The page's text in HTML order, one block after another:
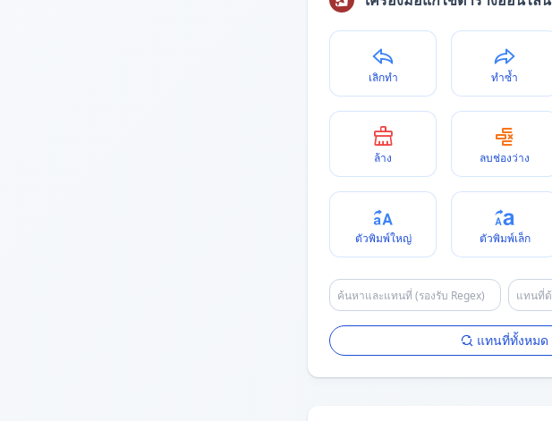
เลิกทำ ทำซ้ำ
ล้าง ลบช่องว่าง
ตัวพิมพ์ใหญ่ ตัวพิมพ์เล็ก
แทนที่ทั้งหมด